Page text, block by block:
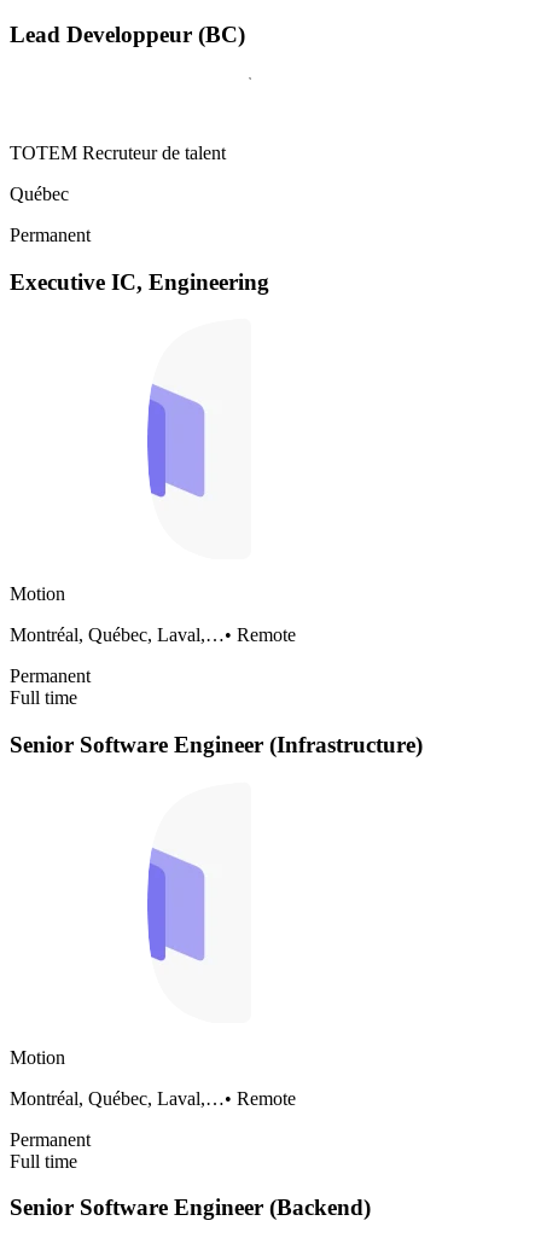
Lead Developpeur (BC)
TOTEM Recruteur de talent
Québec
Permanent
Executive IC, Engineering
Motion
Montréal, Québec, Laval,…• Remote
Permanent
Full time
Senior Software Engineer (Infrastructure)
Motion
Montréal, Québec, Laval,…• Remote
Permanent
Full time
Senior Software Engineer (Backend)